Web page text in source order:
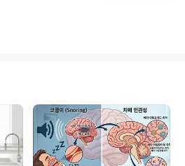
어디서나 사진을 찍
많은 사람들이 관심
은 현재 순간에 집중
을 목표로 합니다. 명
구나 쉽게 배울 수 있습
중하고 평온하게 유지
, 만트라 암송, 시각화
용합니다...